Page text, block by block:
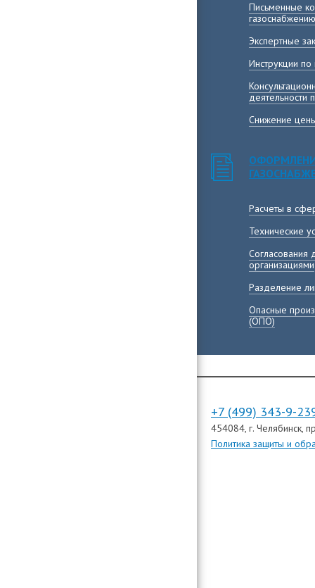
Письменные
газоснабжению
Экспертные
Инструкции
деятельности
Снижение
Расчеты в
Технические
Согласования
организациями
Разделение
Опасные
(ОПО)
+7 (499) 343-9-
454084, г. Челябинск,
Политика защиты и